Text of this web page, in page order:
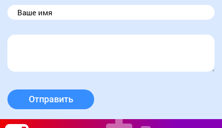
Отправить